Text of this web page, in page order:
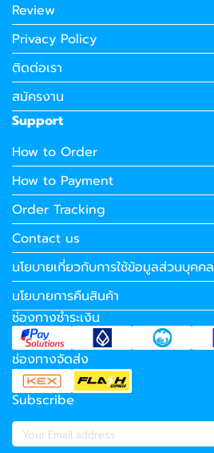
Review
Privacy Policy
ติดต่อเรา
สมัครงาน
Support
How to Order
How to Payment
Order Tracking
Contact us
นโยบายเกี่ยวกับการใช้ข้อมูลส่วนบุคคล
นโยบายการคืนสินค้า
ช่องทางชำระเงิน
ช่องทางจัดส่ง
Subscribe